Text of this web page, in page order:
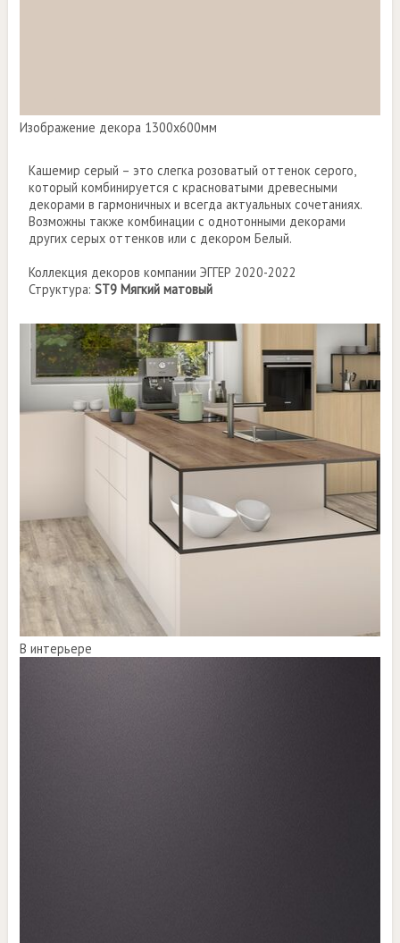
Изображение декора 1300х600мм
Кашемир серый – это слегка розоватый оттенок серого,
который комбинируется с красноватыми древесными
декорами в гармоничных и всегда актуальных сочетаниях.
Возможны также комбинации с однотонными декорами
других серых оттенков или с декором Белый.
Коллекция декоров компании ЭГГЕР 2020-2022
Структура:ST9 Мягкий матовый
В интерьере